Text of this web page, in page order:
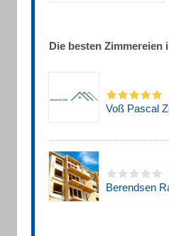
Die besten Zimmereien
Voß Pascal
Berendsen